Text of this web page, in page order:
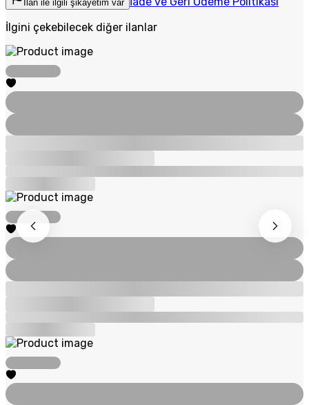
İlan ile ilgili şikayetim var
İlgini çekebilecek diğer ilanlar